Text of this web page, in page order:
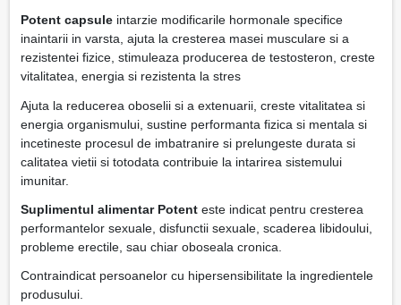
Potent capsuleintarzie modificarile hormonale specifice
inaintarii in varsta, ajuta la cresterea masei musculare si a
rezistentei fizice, stimuleaza producerea de testosteron, creste
vitalitatea, energia si rezistenta la stres
Ajuta la reducerea oboselii si a extenuarii, creste vitalitatea si
energia organismului, sustine performanta fizica si mentala si
incetineste procesul de imbatranire si prelungeste durata si
calitatea vietii si totodata contribuie la intarirea sistemului
imunitar.
Suplimentul alimentar Potenteste indicat pentru cresterea
performantelor sexuale, disfunctii sexuale, scaderea libidoului,
probleme erectile, sau chiar oboseala cronica.
Contraindicat persoanelor cu hipersensibilitate la ingredientele
produsului.